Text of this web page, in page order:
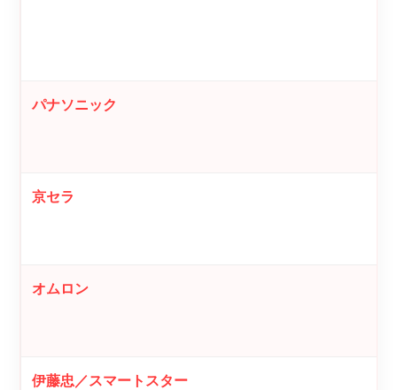
パナソニック
京セラ
オムロン
伊藤忠／スマートスター